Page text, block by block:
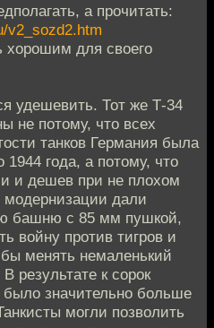
а прочитать:
v2_sozd2.htm
хорошим для своего
удешевить. Тот же Т-34
не потому, что всех
танков Германия была
года, а потому, что
и дешев при не плохом
модернизации дали
башню с 85 мм пушкой,
войну против тигров и
менять немаленький
результате к сорок
значительно больше
могли позволить